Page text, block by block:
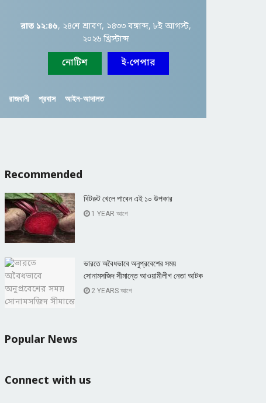
রাত ১২:৪৬, ২৪শে শ্রাবণ, ১৪৩৩ বঙ্গাব্দ, ৮ই আগস্ট,
২০২৬ খ্রিস্টাব্দ
নোটিশ ই-পেপার
রাজধানী প্রবাস আইন-আদালত
Recommended
বিটরুট খেলে পাবেন এই ১০ উপকার
1 YEAR আগে
ভারতে অবৈধভাবে অনুপ্রবেশের সময়
সোনামসজিদ সীমান্তে আওয়ামীলীগ নেতা আটক
2 YEARS আগে
Popular News
Connect with us